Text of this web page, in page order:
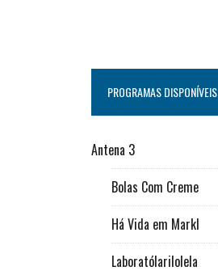
PROGRAMAS DISPONÍVEIS
Antena 3
Bolas Com Creme
Há Vida em Markl
Laboratólarilolela